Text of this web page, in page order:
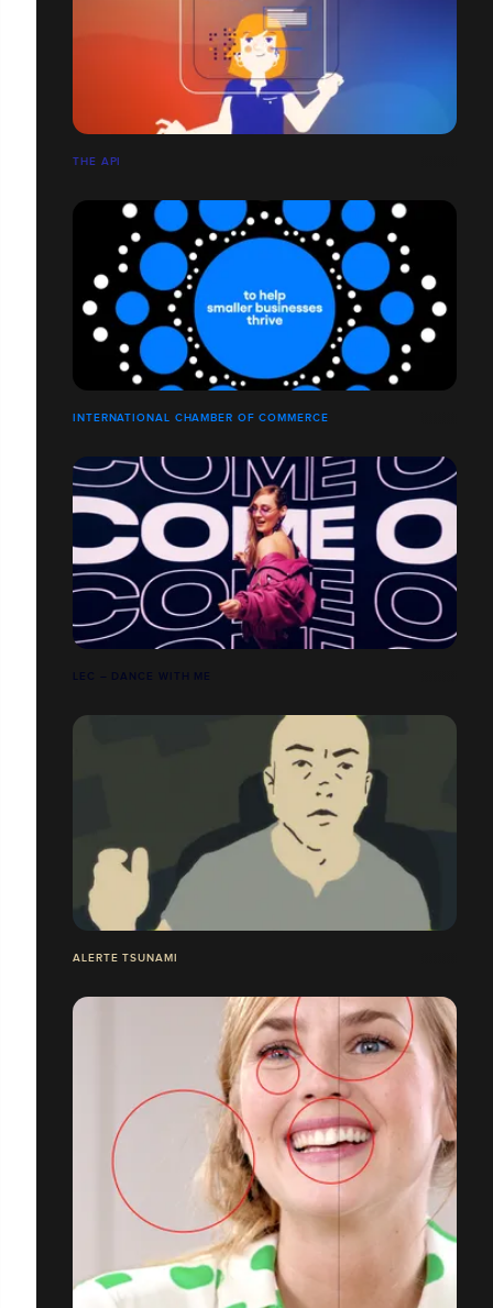
THE API
INTERNATIONAL CHAMBER OF COMMERCE
LEC – DANCE WITH ME
ALERTE TSUNAMI